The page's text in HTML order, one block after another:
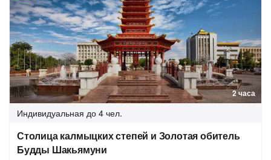
2 часа
Индивидуальная до 4 чел.
Столица калмыцких степей и Золотая обитель
Будды Шакьямуни